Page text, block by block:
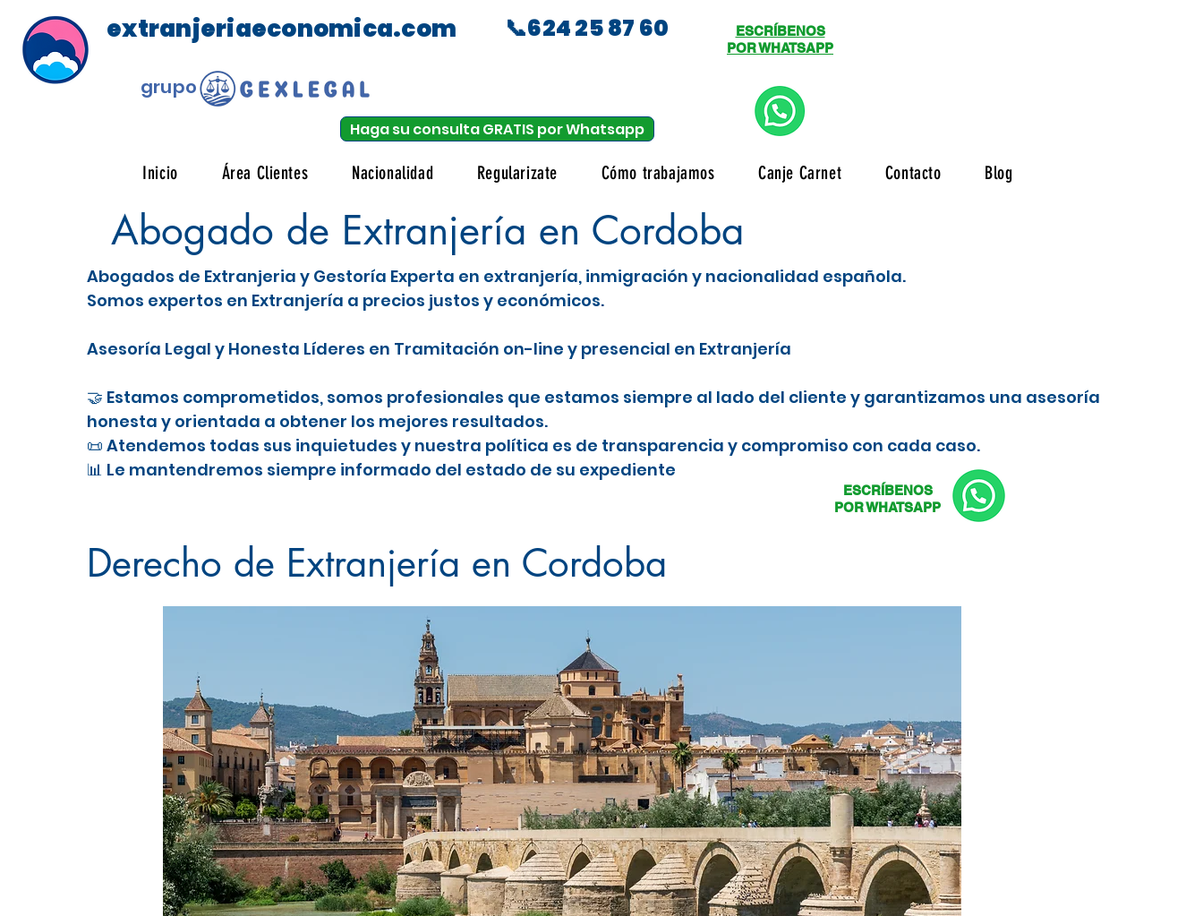
extranjeriaeconomica.com
grupo
📞624 25 87 60
Haga su consulta GRATIS por Whatsapp
ESCRÍBENOS
POR WHATSAPP
Inicio Área Clientes Nacionalidad Regularizate Cómo trabajamos Canje Carnet Contacto Blog
Abogado de Extranjería en Cordoba
Abogados de Extranjeria y Gestoría Experta en extranjería, inmigración y nacionalidad española.
Somos expertos en Extranjería a precios justos y económicos.
Asesoría Legal y Honesta Líderes en Tramitación on-line y presencial en Extranjería
🤝 Estamos comprometidos, somos profesionales que estamos siempre al lado del cliente y garantizamos una asesoría
honesta y orientada a obtener los mejores resultados.
📜 Atendemos todas sus inquietudes y nuestra política es de transparencia y compromiso con cada caso.
📊 Le mantendremos siempre informado del estado de su expediente
ESCRÍBENOS
POR WHATSAPP
Derecho de Extranjería en Cordoba